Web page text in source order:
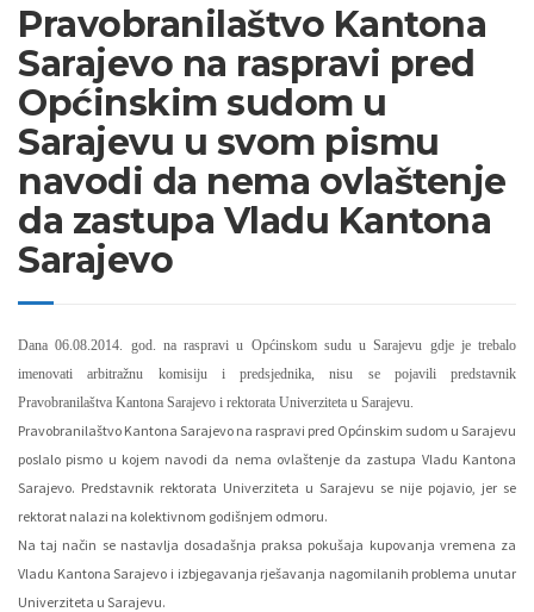
Pravobranilaštvo Kantona
Sarajevo na raspravi pred
Općinskim sudom u
Sarajevu u svom pismu
navodi da nema ovlaštenje
da zastupa Vladu Kantona
Sarajevo
Dana 06.08.2014. god. na raspravi u Općinskom sudu u Sarajevu gdje je trebalo
imenovati arbitražnu komisiju i predsjednika, nisu se pojavili predstavnik
Pravobranilaštva Kantona Sarajevo i rektorata Univerziteta u Sarajevu.
Pravobranilaštvo Kantona Sarajevo na raspravi pred Općinskim sudom u Sarajevu
poslalo pismo u kojem navodi da nema ovlaštenje da zastupa Vladu Kantona
Sarajevo. Predstavnik rektorata Univerziteta u Sarajevu se nije pojavio, jer se
rektorat nalazi na kolektivnom godišnjem odmoru.
Na taj način se nastavlja dosadašnja praksa pokušaja kupovanja vremena za
Vladu Kantona Sarajevo i izbjegavanja rješavanja nagomilanih problema unutar
Univerziteta u Sarajevu.